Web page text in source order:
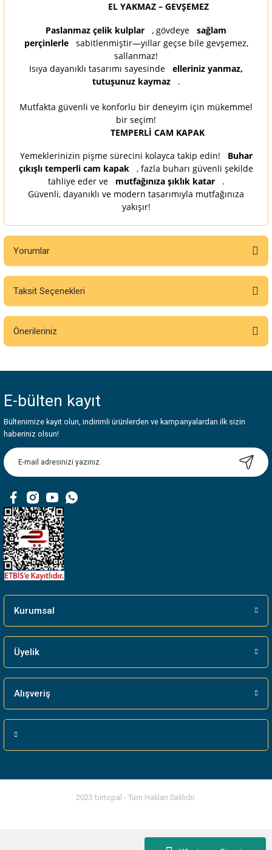
EL YAKMAZ – GEVŞEMEZ
Paslanmaz çelik kulplar , gövdeye sağlam
perçinlerle sabitlenmiştir—yıllar geçse bile gevşemez,
sallanmaz!
Isıya dayanıklı tasarımı sayesinde elleriniz yanmaz,
tutuşunuz kaymaz .
Mutfakta güvenli ve konforlu bir deneyim için mükemmel
bir seçim!
TEMPERLİ CAM KAPAK
Yemeklerinizin pişme sürecini kolayca takip edin! Buhar
çıkışlı temperli cam kapak , fazla buharı güvenli şekilde
tahliye eder ve mutfağınıza şıklık katar .
Güvenli, dayanıklı ve modern tasarımıyla mutfağınıza
yakışır!
Yorumlar
Bu ürüne ilk yorumu siz yapın!
Taksit Seçenekleri
Önerileriniz
Görüş ve önerileriniz için teşekkür ederiz.
Ürün resmi kalitesiz, bozuk veya görüntülenemiyor.
Ürün açıklamasında eksik bilgiler bulunuyor.
Ürün bilgilerinde hatalar bulunuyor.
Bu ürüne benzer farklı alternatifler olmalı.
E-bülten kayıt
Bültenimize kayıt olun, indirimli ürünlerden ve kampanyalardan ilk sizin
haberiniz olsun!
Kurumsal
Üyelik
Alışveriş
2023 birtopal - Tüm Hakları Saklıdır.